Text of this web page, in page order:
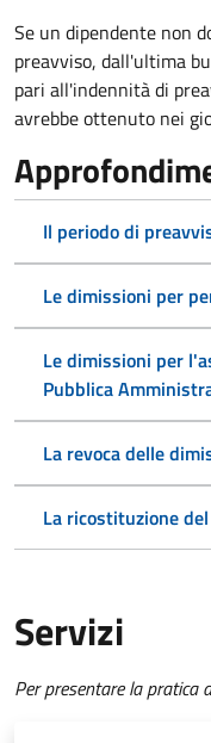
Se un dipendente non
preavviso, dall'ultima
pari all'indennità di
avrebbe ottenuto nei
Il periodo di
Le dimissioni per
Le dimissioni per
Pubblica
La revoca delle
La ricostituzione
Servizi
Per presentare la pratica